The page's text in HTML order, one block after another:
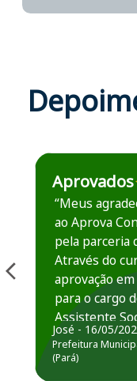
Estudante José
Aprovados
“Meus
ao Aprova
pela parceria
Através do
aprovação
para o cargo
Assistente
estou
Prefeitura de
José - 16/05/
Prefeitura
(Pará)